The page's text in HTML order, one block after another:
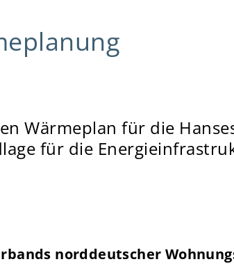
Wärmeplan für die
für die
norddeutscher